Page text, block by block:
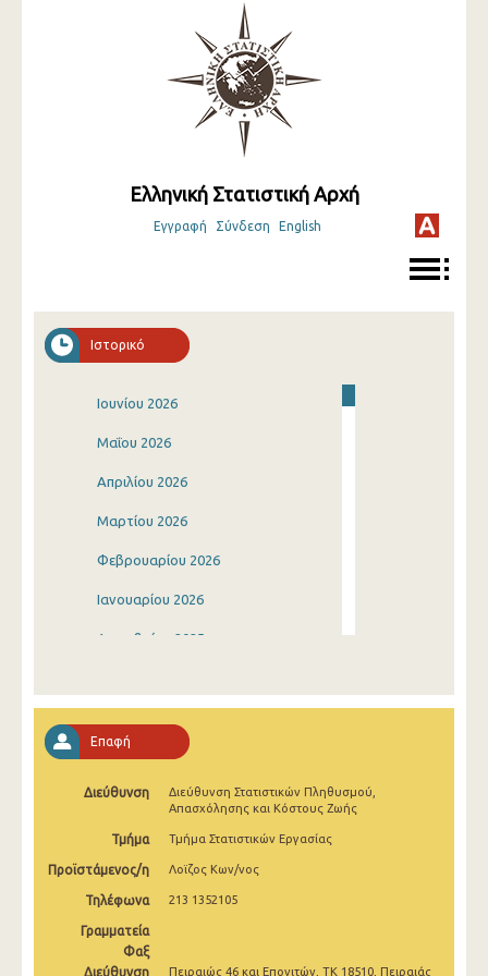
Ελληνική Στατιστική Αρχή
Εγγραφή Σύνδεση English
Ιστορικό
Ιουνίου 2026
Μαΐου 2026
Απριλίου 2026
Μαρτίου 2026
Φεβρουαρίου 2026
Ιανουαρίου 2026
Δεκεμβρίου 2025
Σεπτεμβρίου 2025
Αυγούστου 2025
Ιουλίου 2025
Ιουνίου 2025
Απριλίου 2025
Επαφή
Διεύθυνση
Διεύθυνση Στατιστικών Πληθυσμού,
Απασχόλησης και Κόστους Ζωής
Τμήμα Τμήμα Στατιστικών Εργασίας
Προϊστάμενος/η Λοϊζος Κων/νος
Τηλέφωνα 213 1352105
Γραμματεία
Φαξ
Διεύθυνση
Πειραιώς 46 και Επονιτών, ΤΚ 18510, Πειραιάς